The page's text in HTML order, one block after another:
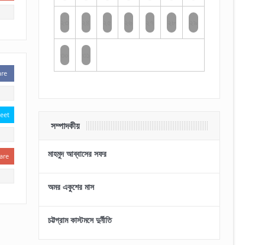
সম্পাদকীয়
মাহমুদ আব্বাসের সফর
অমর একুশের মাস
চট্টগ্রাম কাস্টমসে দুর্নীতি